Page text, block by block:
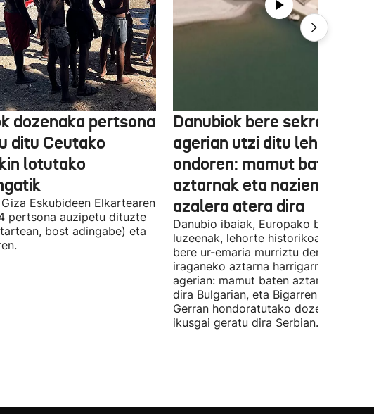
dozenaka pertsona
ditu Ceutako
lotutako
Eskubideen Elkartearen
pertsona auzipetu dituzte
bost adingabe) eta
Danubiok bere sekretuak
agerian utzi ditu
ondoren: mamut baten
aztarnak eta nazien
azalera atera dira
Danubio ibaiak, Europako bigarren
luzeenak, lehorte historikoa bizi du,
bere ur-emaria murriztu denez,
iraganeko aztarna harrigarriak utzi
agerian: mamut baten aztarnak
dira Bulgarian, eta Bigarren Mundu
Gerran hondoratutako dozenaka
ikusgai geratu dira Serbian.